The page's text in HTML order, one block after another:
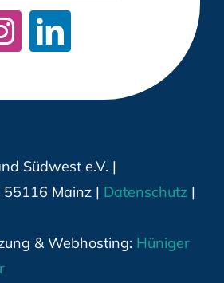
Südwest e.V. |
Mainz | Datenschutz|
& Webhosting: Hüniger